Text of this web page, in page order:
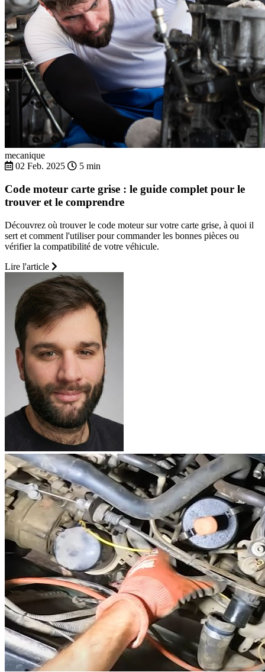
mecanique
02 Feb. 2025
5 min
Code moteur carte grise : le guide complet pour le
trouver et le comprendre
Découvrez où trouver le code moteur sur votre carte grise, à quoi il
sert et comment l'utiliser pour commander les bonnes pièces ou
vérifier la compatibilité de votre véhicule.
Lire l'article